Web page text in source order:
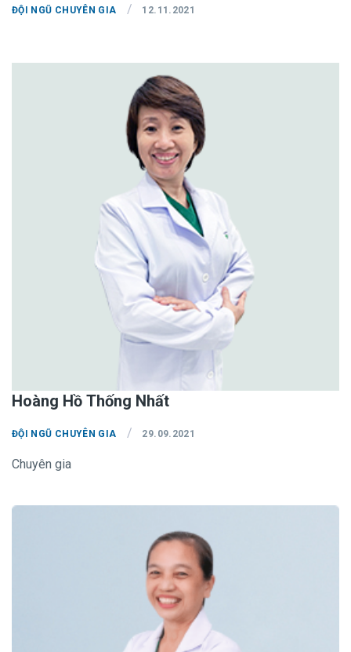
ĐỘI NGŨ CHUYÊN GIA / 12.11.2021
Hoàng Hồ Thống Nhất
ĐỘI NGŨ CHUYÊN GIA / 29.09.2021
Chuyên gia